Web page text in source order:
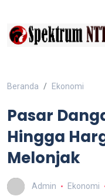
Beranda Ekonomi
Pasar
Hingga
Melonjak
Admin Ekonomi